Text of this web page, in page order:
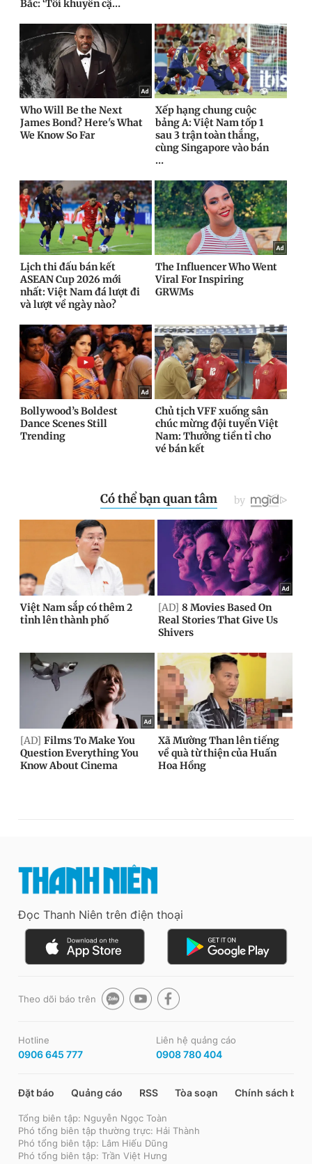
Đọc Thanh Niên trên điện thoại
Theo dõi báo trên
Hotline
0906 645 777
Liên hệ quảng cáo
0908 780 404
Đặt báo Quảng cáo RSS Tòa soạn Chính sách bảo
Tổng biên tập: Nguyễn Ngọc Toàn
Phó tổng biên tập thường trực: Hải Thành
Phó tổng biên tập: Lâm Hiếu Dũng
Phó tổng biên tập: Trần Việt Hưng